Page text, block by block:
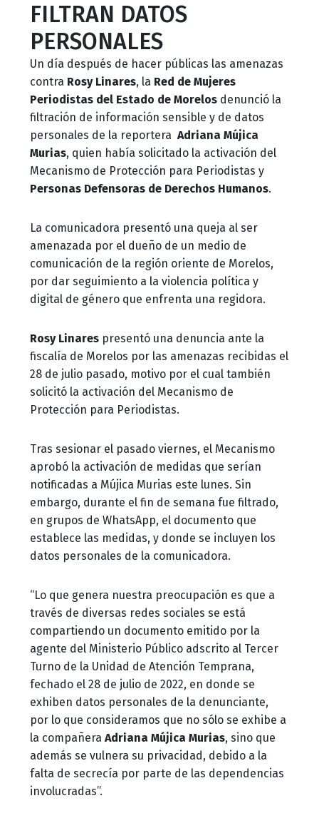
FILTRAN DATOS
PERSONALES
Un día después de hacer públicas las amenazas
contra Rosy Linares, la Red de Mujeres
Periodistas del Estado de Morelos denunció la
filtración de información sensible y de datos
personales de la reportera Adriana Mújica
Murias, quien había solicitado la activación del
Mecanismo de Protección para Periodistas y
Personas Defensoras de Derechos Humanos.
La comunicadora presentó una queja al ser
amenazada por el dueño de un medio de
comunicación de la región oriente de Morelos,
por dar seguimiento a la violencia política y
digital de género que enfrenta una regidora.
Rosy Linares presentó una denuncia ante la
fiscalía de Morelos por las amenazas recibidas el
28 de julio pasado, motivo por el cual también
solicitó la activación del Mecanismo de
Protección para Periodistas.
Tras sesionar el pasado viernes, el Mecanismo
aprobó la activación de medidas que serían
notificadas a Mújica Murias este lunes. Sin
embargo, durante el fin de semana fue filtrado,
en grupos de WhatsApp, el documento que
establece las medidas, y donde se incluyen los
datos personales de la comunicadora.
“Lo que genera nuestra preocupación es que a
través de diversas redes sociales se está
compartiendo un documento emitido por la
agente del Ministerio Público adscrito al Tercer
Turno de la Unidad de Atención Temprana,
fechado el 28 de julio de 2022, en donde se
exhiben datos personales de la denunciante,
por lo que consideramos que no sólo se exhibe a
la compañera Adriana Mújica Murias, sino que
además se vulnera su privacidad, debido a la
falta de secrecía por parte de las dependencias
involucradas”.